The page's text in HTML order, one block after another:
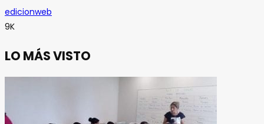
edicionweb
9K
LO MÁS VISTO